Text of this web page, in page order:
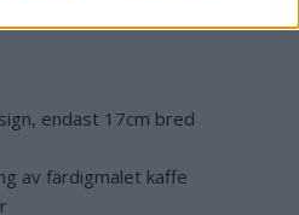
endast 17cm bred
av färdigmalet kaffe